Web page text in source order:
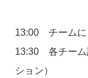
13:00 チームに
13:30 各チーム
ション）